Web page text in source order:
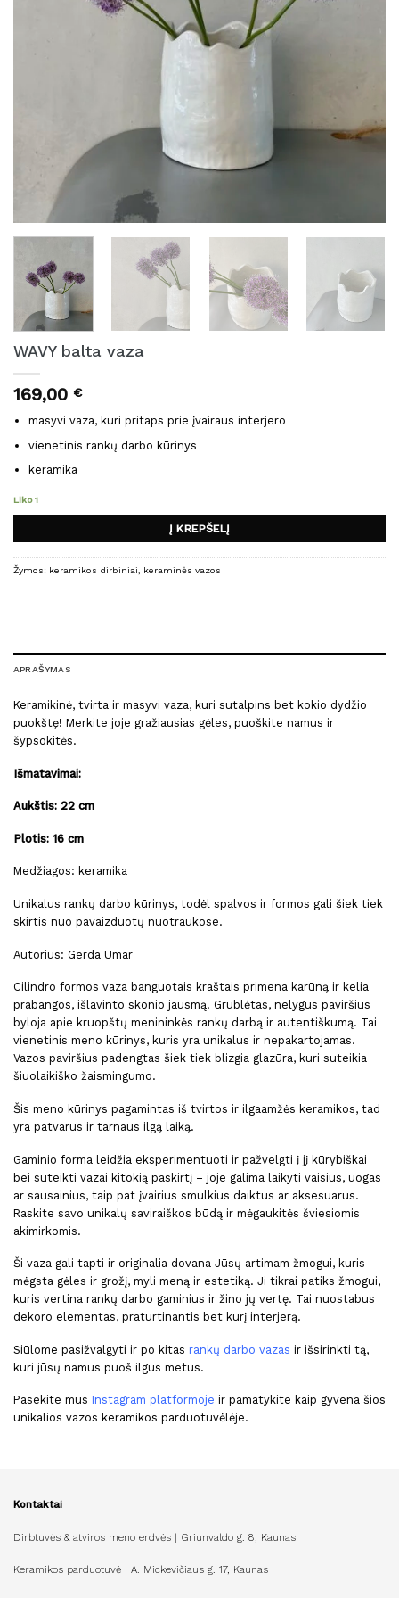
WAVY balta vaza
169,00 €
masyvi vaza, kuri pritaps prie įvairaus interjero
vienetinis rankų darbo kūrinys
keramika
Liko 1
Į KREPŠELĮ
Žymos: keramikos dirbiniai keraminės vazos
APRAŠYMAS
Keramikinė, tvirta ir masyvi vaza, kuri sutalpins bet kokio dydžio
puokštę! Merkite joje gražiausias gėles, puoškite namus ir
šypsokitės.
Išmatavimai:
Aukštis: 22 cm
Plotis: 16 cm
Medžiagos: keramika
Unikalus rankų darbo kūrinys, todėl spalvos ir formos gali šiek tiek
skirtis nuo pavaizduotų nuotraukose.
Autorius: Gerda Umar
Cilindro formos vaza banguotais kraštais primena karūną ir kelia
prabangos, išlavinto skonio jausmą. Grublėtas, nelygus paviršius
byloja apie kruopštų menininkės rankų darbą ir autentiškumą. Tai
vienetinis meno kūrinys, kuris yra unikalus ir nepakartojamas.
Vazos paviršius padengtas šiek tiek blizgia glazūra, kuri suteikia
šiuolaikiško žaismingumo.
Šis meno kūrinys pagamintas iš tvirtos ir ilgaamžės keramikos, tad
yra patvarus ir tarnaus ilgą laiką.
Gaminio forma leidžia eksperimentuoti ir pažvelgti į jį kūrybiškai
bei suteikti vazai kitokią paskirtį – joje galima laikyti vaisius, uogas
ar sausainius, taip pat įvairius smulkius daiktus ar aksesuarus.
Raskite savo unikalų saviraiškos būdą ir mėgaukitės šviesiomis
akimirkomis.
Ši vaza gali tapti ir originalia dovana Jūsų artimam žmogui, kuris
mėgsta gėles ir grožį, myli meną ir estetiką. Ji tikrai patiks žmogui,
kuris vertina rankų darbo gaminius ir žino jų vertę. Tai nuostabus
dekoro elementas, praturtinantis bet kurį interjerą.
Siūlome pasižvalgyti ir po kitas rankų darbo vazas ir išsirinkti tą,
kuri jūsų namus puoš ilgus metus.
Pasekite mus Instagram platformoje ir pamatykite kaip gyvena šios
unikalios vazos keramikos parduotuvėlėje.
Kontaktai
Dirbtuvės & atviros meno erdvės | Griunvaldo g. 8, Kaunas
Keramikos parduotuvė | A. Mickevičiaus g. 17, Kaunas